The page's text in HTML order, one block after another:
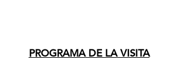
PROGRAMA DE LA VISITA